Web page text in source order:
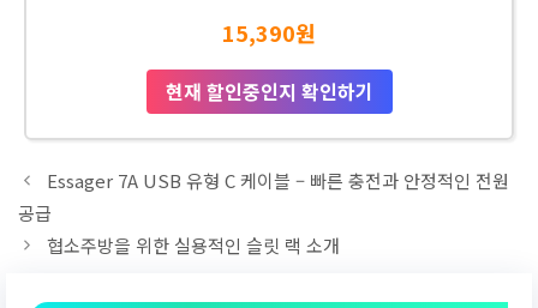
15,390원
현재 할인중인지 확인하기
Essager 7A USB 유형 C 케이블 – 빠른 충전과 안정적인 전원
공급
협소주방을 위한 실용적인 슬릿 랙 소개